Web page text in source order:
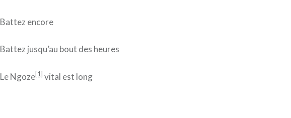
Battez encore
Battez jusqu’au bout des heures
Le Ngoze[1] vital est long